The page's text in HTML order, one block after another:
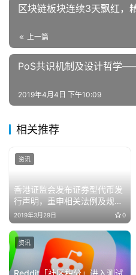
区块链板块连续3天飘红，
上一篇
PoS共识机制及设计哲学
2019年4月4日 下午10:09
相关推荐
香港证监会发布证券型代币发
行声明，重申相关法例及规定
（内附全文）
2019年3月29日 0
资讯
Reddit「社区积分」进入测试
资讯